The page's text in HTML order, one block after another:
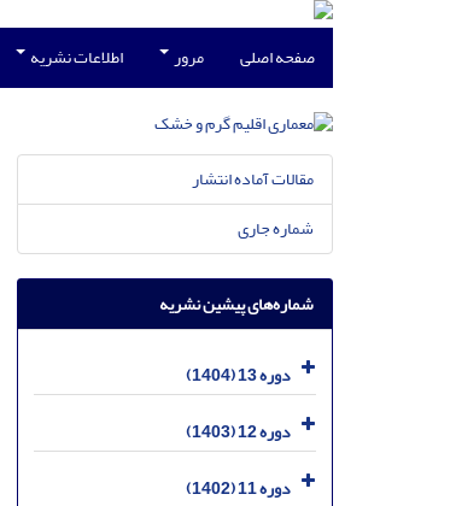
صفحه اصلی مرور اطلاعات نشریه
مقالات آماده انتشار
شماره جاری
شماره‌های پیشین نشریه
دوره 13 (1404)
دوره 12 (1403)
دوره 11 (1402)